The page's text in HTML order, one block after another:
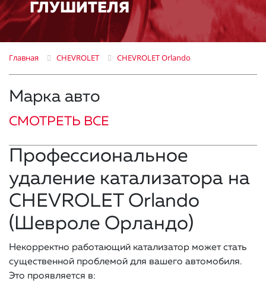
ГЛУШИТЕЛЯ
Главная CHEVROLET CHEVROLET Orlando
Марка авто
СМОТРЕТЬ ВСЕ
Профессиональное
удаление катализатора на
CHEVROLET Orlando
(Шевроле Орландо)
Некорректно работающий катализатор может стать
существенной проблемой для вашего автомобиля.
Это проявляется в: